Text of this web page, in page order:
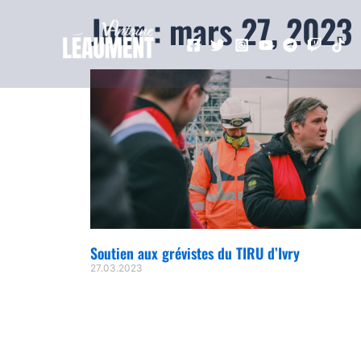
Jour : mars 27, 2023
Soutien aux grévistes du TIRU d’Ivry
27.03.2023